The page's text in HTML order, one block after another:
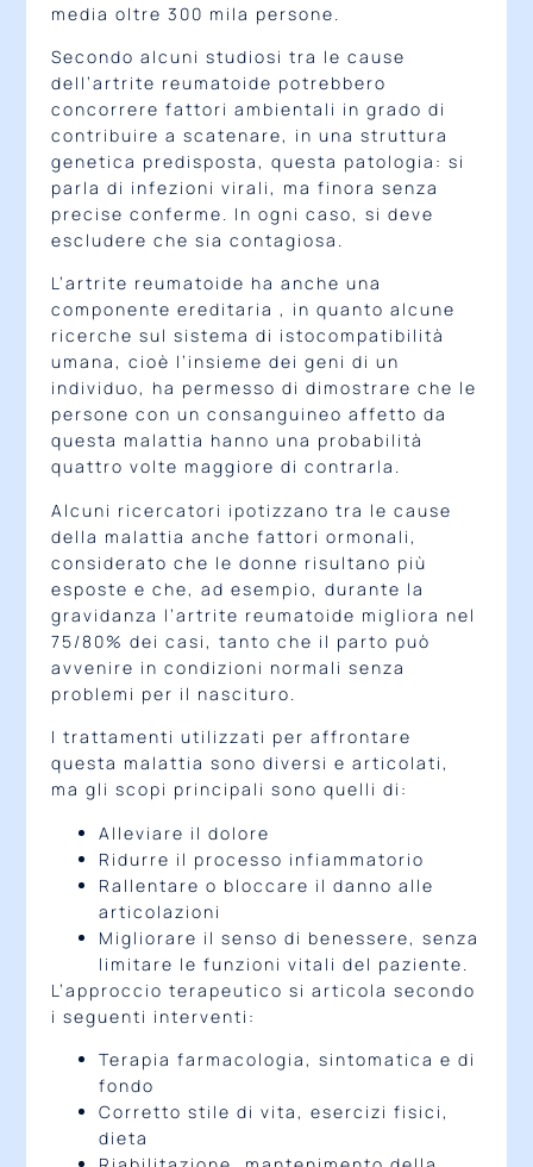
media oltre 300 mila persone.
Secondo alcuni studiosi tra le cause
dell’artrite reumatoide potrebbero
concorrere fattori ambientali in grado di
contribuire a scatenare, in una struttura
genetica predisposta, questa patologia: si
parla di infezioni virali, ma finora senza
precise conferme. In ogni caso, si deve
escludere che sia contagiosa.
L’artrite reumatoide ha anche una
componente ereditaria , in quanto alcune
ricerche sul sistema di istocompatibilità
umana, cioè l’insieme dei geni di un
individuo, ha permesso di dimostrare che le
persone con un consanguineo affetto da
questa malattia hanno una probabilità
quattro volte maggiore di contrarla.
Alcuni ricercatori ipotizzano tra le cause
della malattia anche fattori ormonali,
considerato che le donne risultano più
esposte e che, ad esempio, durante la
gravidanza l’artrite reumatoide migliora nel
75/80% dei casi, tanto che il parto può
avvenire in condizioni normali senza
problemi per il nascituro.
I trattamenti utilizzati per affrontare
questa malattia sono diversi e articolati,
ma gli scopi principali sono quelli di:
Alleviare il dolore
Ridurre il processo infiammatorio
Rallentare o bloccare il danno alle
articolazioni
Migliorare il senso di benessere, senza
limitare le funzioni vitali del paziente.
L’approccio terapeutico si articola secondo
i seguenti interventi:
Terapia farmacologia, sintomatica e di
fondo
Corretto stile di vita, esercizi fisici,
dieta